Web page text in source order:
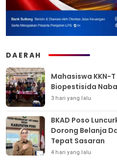
DAERAH
Mahasiswa KKN-
Biopestisida
3 hari yang lalu
BKAD Poso
Dorong Belanja
Tepat Sasaran
4 hari yang lalu